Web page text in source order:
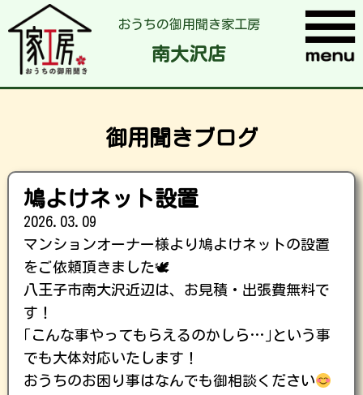
おうちの御用聞き家工房
南大沢店
御用聞きブログ
鳩よけネット設置
2026.03.09
マンションオーナー様より鳩よけネットの設置
をご依頼頂きました🕊
八王子市南大沢近辺は、お見積・出張費無料で
す！
｢こんな事やってもらえるのかしら…｣という事
でも大体対応いたします！
おうちのお困り事はなんでも御相談ください